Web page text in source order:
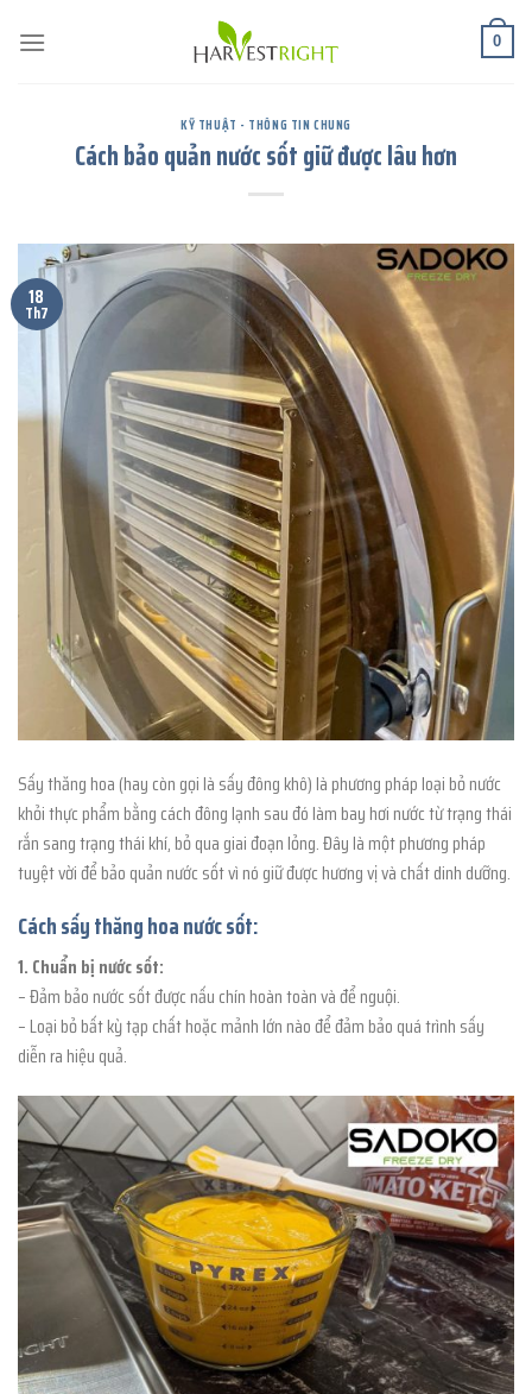
đến
0
KỸ THUẬT - THÔNG TIN CHUNG
Cách bảo quản nước sốt giữ được lâu hơn
18
Th7
Sấy thăng hoa (hay còn gọi là sấy đông khô) là phương pháp loại bỏ nước
khỏi thực phẩm bằng cách đông lạnh sau đó làm bay hơi nước từ trạng thái
rắn sang trạng thái khí, bỏ qua giai đoạn lỏng. Đây là một phương pháp
tuyệt vời để bảo quản nước sốt vì nó giữ được hương vị và chất dinh dưỡng.
Cách sấy thăng hoa nước sốt:
1. Chuẩn bị nước sốt:
– Đảm bảo nước sốt được nấu chín hoàn toàn và để nguội.
– Loại bỏ bất kỳ tạp chất hoặc mảnh lớn nào để đảm bảo quá trình sấy
diễn ra hiệu quả.